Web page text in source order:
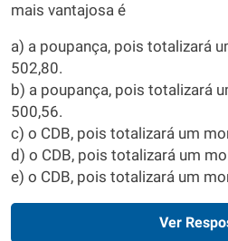
mais vantajosa é
a) a poupança, pois totalizará
502,80.
b) a poupança, pois totalizará
500,56.
c) o CDB, pois totalizará um
d) o CDB, pois totalizará um
e) o CDB, pois totalizará um
Ver